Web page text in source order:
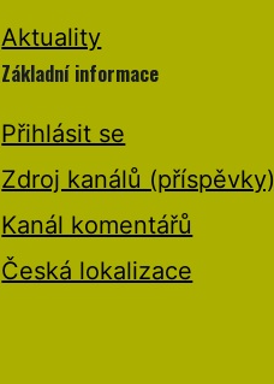
Aktuality
Základní informace
Přihlásit se
Zdroj kanálů (příspěvky)
Kanál komentářů
Česká lokalizace